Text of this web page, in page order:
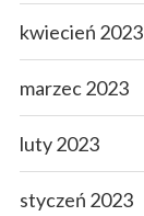
kwiecień 2023
marzec 2023
luty 2023
styczeń 2023